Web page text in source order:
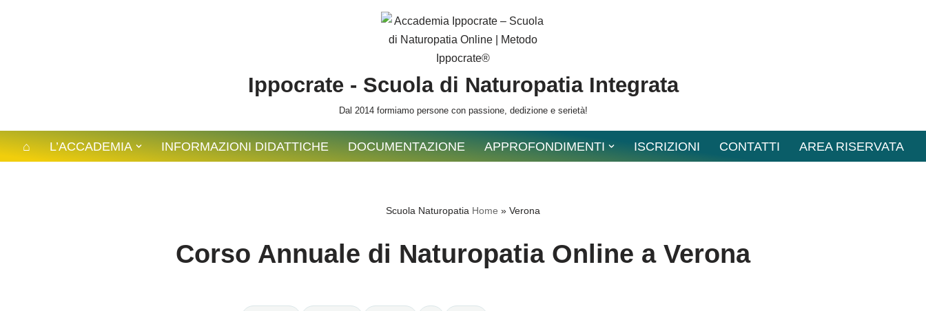
Ippocrate - Scuola di Naturopatia Integrata
Dal 2014 formiamo persone con passione, dedizione e serietà!
⌂ L’ACCADEMIA INFORMAZIONI DIDATTICHE DOCUMENTAZIONE APPROFONDIMENTI ISCRIZIONI CONTATTI AREA RISERVATA
Scuola Naturopatia Home » Verona
Corso Annuale di Naturopatia Online a Verona